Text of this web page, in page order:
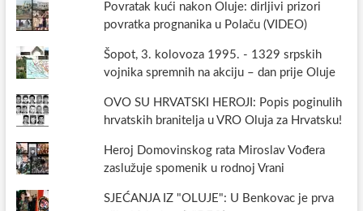
Povratak kući nakon Oluje: dirljivi prizori
povratka prognanika u Polaču (VIDEO)
Šopot, 3. kolovoza 1995. - 1329 srpskih
vojnika spremnih na akciju – dan prije Oluje
OVO SU HRVATSKI HEROJI: Popis poginulih
hrvatskih branitelja u VRO Oluja za Hrvatsku!
Heroj Domovinskog rata Miroslav Vođera
zaslužuje spomenik u rodnoj Vrani
SJEĆANJA IZ "OLUJE": U Benkovac je prva